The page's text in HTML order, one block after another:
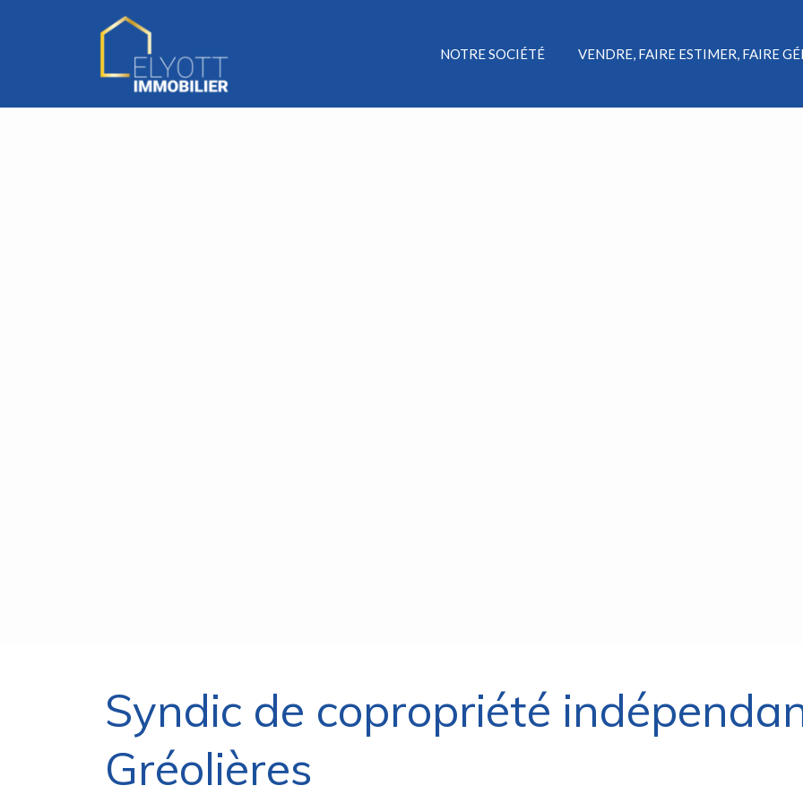
NOTRE SOCIÉTÉ VENDRE, FAIRE ESTIMER, FAIRE
Syndic de copropriété
Gréolières